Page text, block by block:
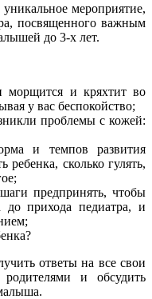
мероприятие,
посвященного важным
до 3-х лет.
морщится и кряхтит во
у вас беспокойство;
проблемы с кожей:
и темпов развития
ребенка, сколько гулять,
предпринять, чтобы
до прихода педиатра, и
ответы на все свои
и обсудить